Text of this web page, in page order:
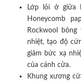
Lớp lõi ở giữa
Honeycomb
Rockwool
nhiệt, tạo độ
giảm bức xạ
của cánh cửa.
Khung xương